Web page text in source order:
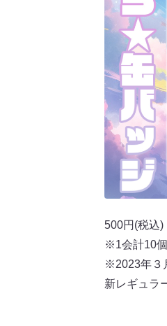
500円(税込)
※1会計10
※2023年３
新レギュラ